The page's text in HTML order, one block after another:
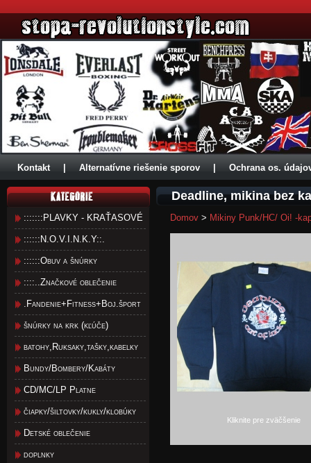
Kontakt Alternatívne riešenie sporov Ochrana os.
:::::::PLAVKY - KRAŤASOVÉ
::::::N.O.V.I.N.K.Y::.
::::::Obuv a šnúrky
::::..Značkové oblečenie
.Fandenie+Fitness+Boj.šport
šnúrky na krk (kľúče)
batohy,Ruksaky,tašky,kabelky
Bundy/Bombery/Kabáty
CD/MC/LP Platne
čiapky/šiltovky/kukly/klobúky
Detské oblečenie
doplnky
Deadline, mikina bez
Domov > Mikiny Punk/HC/ Oi! -
Kliknite pre zväčšenie